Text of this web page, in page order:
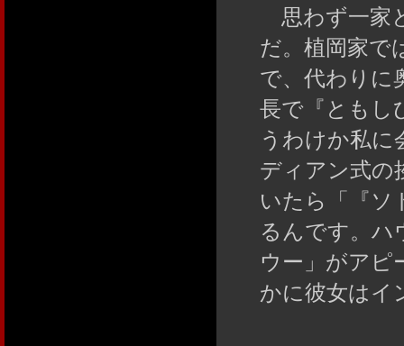
思わず一家
だ。植岡家で
で、代わりに
長で『ともし
うわけか私
ディアン式の
いたら「『ソ
るんです。ハ
ウー」がア
かに彼女はイ